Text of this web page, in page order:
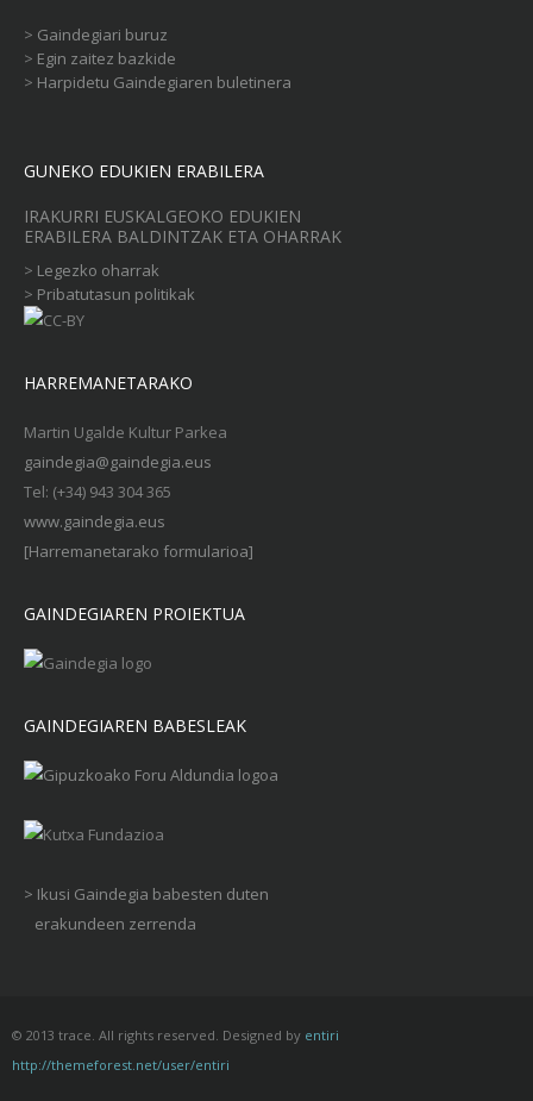
> Gaindegiari buruz
> Egin zaitez bazkide
> Harpidetu Gaindegiaren buletinera
GUNEKO EDUKIEN ERABILERA
IRAKURRI EUSKALGEOKO EDUKIEN
ERABILERA BALDINTZAK ETA OHARRAK
> Legezko oharrak
> Pribatutasun politikak
HARREMANETARAKO
Martin Ugalde Kultur Parkea
gaindegia@gaindegia.eus
Tel: (+34) 943 304 365
www.gaindegia.eus
[Harremanetarako formularioa]
GAINDEGIAREN PROIEKTUA
GAINDEGIAREN BABESLEAK
> Ikusi Gaindegia babesten duten
erakundeen zerrenda
© 2013 trace. All rights reserved. Designed by entiri
http://themeforest.net/user/entiri